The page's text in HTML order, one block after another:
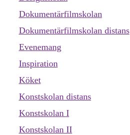
Dokumentärfilmskolan
Dokumentärfilmskolan distans
Evenemang
Inspiration
Köket
Konstskolan distans
Konstskolan I
Konstskolan II